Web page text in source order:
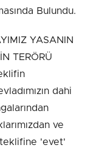
Bulundu.
YASANIN
TERÖRÜ
dahi
ve
'evet'